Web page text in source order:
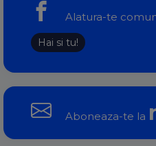
Alatura-te
Hai si tu!
Aboneaza-te la